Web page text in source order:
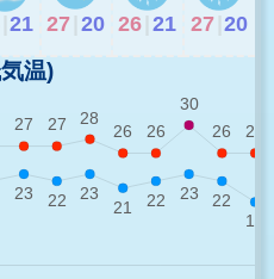
21 27 20 26 21 27 20
温)